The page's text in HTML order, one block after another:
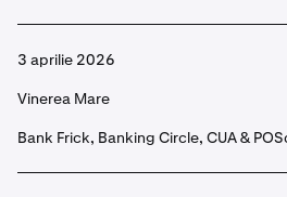
3 aprilie 2026
Vinerea Mare
Bank Frick, Banking Circle, CUA &